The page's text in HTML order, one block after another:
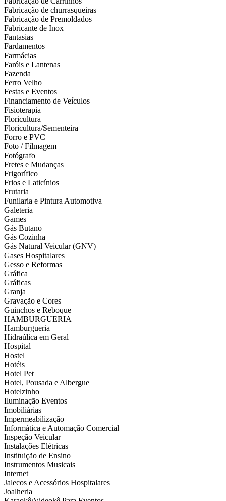
Fabricação de churrasqueiras
Fabricação de Premoldados
Fabricante de Inox
Fantasias
Fardamentos
Farmácias
Faróis e Lantenas
Fazenda
Ferro Velho
Festas e Eventos
Financiamento de Veículos
Fisioterapia
Floricultura
Floricultura/Sementeira
Forro e PVC
Foto / Filmagem
Fotógrafo
Fretes e Mudanças
Frigorífico
Frios e Laticínios
Frutaria
Funilaria e Pintura Automotiva
Galeteria
Games
Gás Butano
Gás Cozinha
Gás Natural Veicular (GNV)
Gases Hospitalares
Gesso e Reformas
Gráfica
Gráficas
Granja
Gravação e Cores
Guinchos e Reboque
HAMBURGUERIA
Hamburgueria
Hidraúlica em Geral
Hospital
Hostel
Hotéis
Hotel Pet
Hotel, Pousada e Albergue
Hotelzinho
Iluminação Eventos
Imobiliárias
Impermeabilização
Informática e Automação Comercial
Inspeção Veicular
Instalações Elétricas
Instituição de Ensino
Instrumentos Musicais
Internet
Jalecos e Acessórios Hospitalares
Joalheria